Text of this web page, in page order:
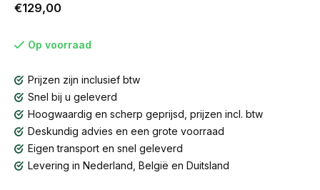
€129,00
Op voorraad
Prijzen zijn inclusief btw
Snel bij u geleverd
Hoogwaardig en scherp geprijsd, prijzen incl. btw
Deskundig advies en een grote voorraad
Eigen transport en snel geleverd
Levering in Nederland, België en Duitsland